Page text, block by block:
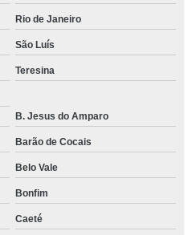
Rio de Janeiro
São Luís
Teresina
B. Jesus do Amparo
Barão de Cocais
Belo Vale
Bonfim
Caeté